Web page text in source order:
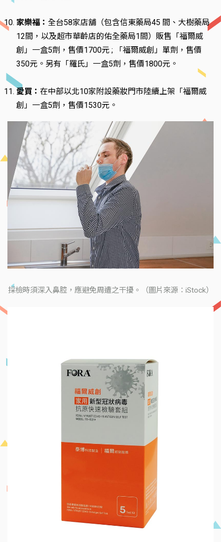
家樂福： 全台58家店舖（包含信東藥局45 間、大樹藥局
12間，以及超市華齡店的佑全藥局1間）販售「福爾威
創」一盒5劑，售價1700元 ; 「福爾威創」單劑，售價
350元。另有「羅氏」一盒5劑，售價1800元。
愛買： 在中部以北10家附設藥妝門市陸續上架「福爾威
創」一盒5劑，售價1530元。
採檢時須深入鼻腔，應避免周遭之干擾。（圖片來源：iStock）